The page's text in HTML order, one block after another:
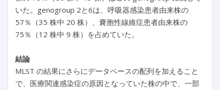
いた。genogroup 2と6は、呼吸器感染患者由来株の
57％（35 株中 20 株）、嚢胞性線維症患者由来株の
75％（12 株中 9 株）を占めていた。
結論
MLST の結果にさらにデータベースの配列を加えること
で、医療関連感染症の原因となっていた株の中で、一部